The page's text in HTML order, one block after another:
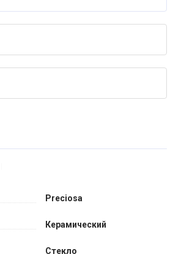
Preciosa
Керамический
Стекло